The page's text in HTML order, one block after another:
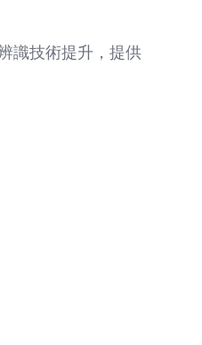
識技術提升，提供